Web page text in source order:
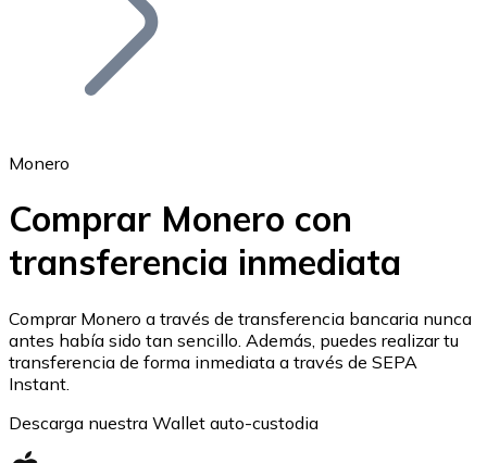
Ethereum
ETH
Monero
Comprar Monero con
transferencia inmediata
Comprar Monero a través de transferencia bancaria nunca
antes había sido tan sencillo. Además, puedes realizar tu
transferencia de forma inmediata a través de SEPA
Instant.
Descarga nuestra Wallet auto-custodia